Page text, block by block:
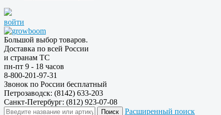
войти
Большой выбор товаров.
Доставка по всей России
и странам ТС
пн-пт 9 - 18 часов
8-800-201-97-31
Звонок по России бесплатный
Петрозаводск: (8142) 633-203
Санкт-Петербург: (812) 923-07-08
Расширенный поиск